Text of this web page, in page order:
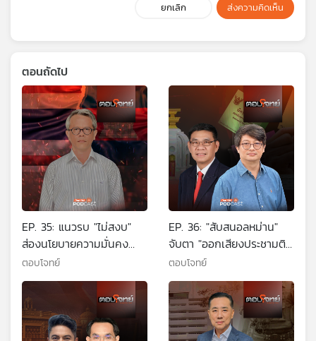
ยกเลิก ส่งความคิดเห็น
ตอนถัดไป
EP. 35: แนวรบ "ไม่สงบ"
ส่องนโยบายความมั่นคง
"ไทย - กัมพูชา" ?
ตอบโจทย์
EP. 36: "สับสนอลหม่าน"
จับตา "ออกเสียงประชามติ"
แก้รัฐธรรมนูญ
ตอบโจทย์